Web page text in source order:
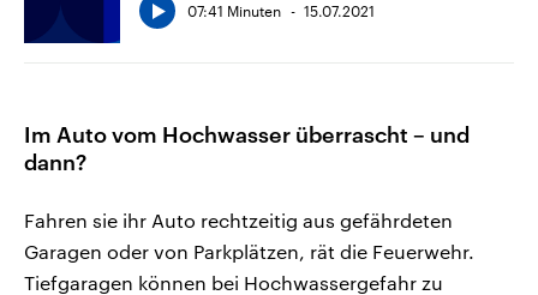
07:41 Minuten 15.07.2021
Im Auto vom Hochwasser überrascht – und
dann?
Fahren sie ihr Auto rechtzeitig aus gefährdeten
Garagen oder von Parkplätzen, rät die Feuerwehr.
Tiefgaragen können bei Hochwassergefahr zu